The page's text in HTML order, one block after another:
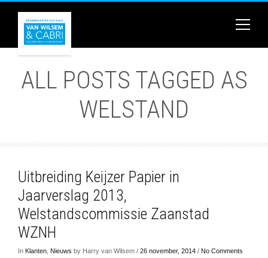
ALL POSTS TAGGED AS
WELSTAND
Uitbreiding Keijzer Papier in
Jaarverslag 2013,
Welstandscommissie Zaanstad
WZNH
In Klanten Nieuws by Harry van Wilsem / 26 november, 2014 / No Comments